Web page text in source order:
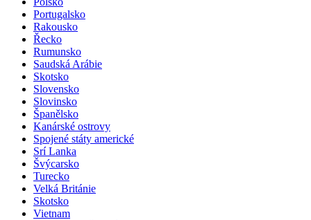
Portugalsko
Rakousko
Řecko
Rumunsko
Saudská Arábie
Skotsko
Slovensko
Slovinsko
Španělsko
Kanárské ostrovy
Spojené státy americké
Srí Lanka
Švýcarsko
Turecko
Velká Británie
Skotsko
Vietnam